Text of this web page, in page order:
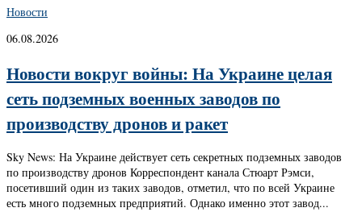
Новости
06.08.2026
Новости вокруг войны: На Украине целая
сеть подземных военных заводов по
производству дронов и ракет
Sky News: На Украине действует сеть секретных подземных заводов
по производству дронов Корреспондент канала Стюарт Рэмси,
посетивший один из таких заводов, отметил, что по всей Украине
есть много подземных предприятий. Однако именно этот завод...